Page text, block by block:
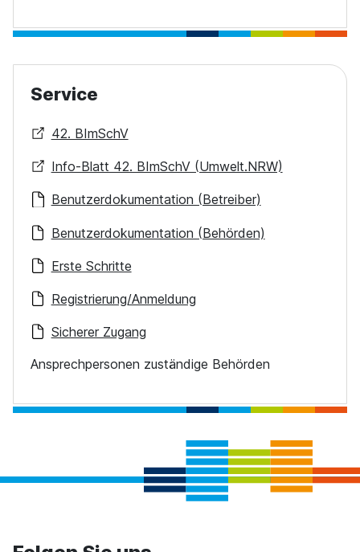
Service
42. BImSchV
Info-Blatt 42. BImSchV (Umwelt.NRW)
Benutzerdokumentation (Betreiber)
Benutzerdokumentation (Behörden)
Erste Schritte
Registrierung/Anmeldung
Sicherer Zugang
Ansprechpersonen zuständige Behörden